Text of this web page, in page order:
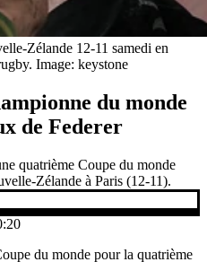
Zélande 12-11 samedi en
Image: keystone
du monde
de Federer
quatrième Coupe du monde
Zélande à Paris (12-11).
du monde pour la quatrième